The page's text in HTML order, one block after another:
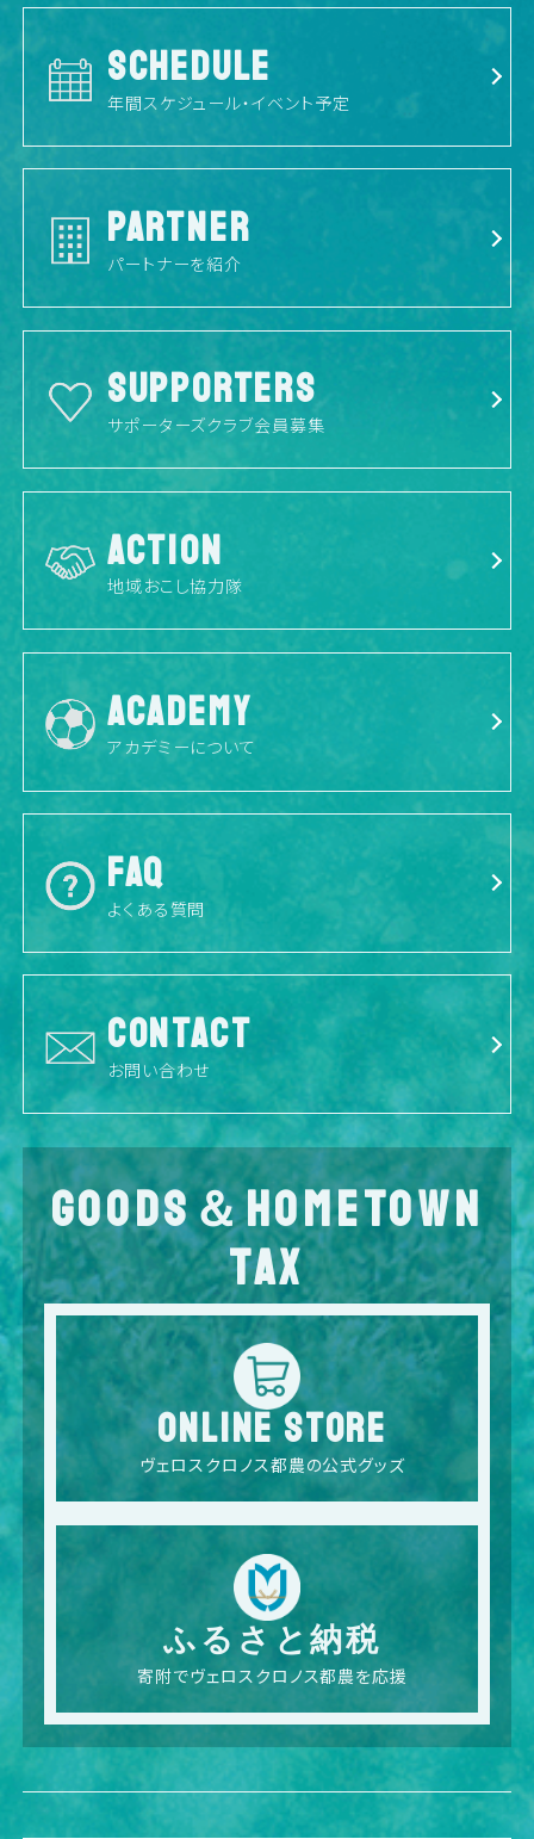
SCHEDULE
年間スケジュール・イベント予定
PARTNER
パートナーを紹介
SUPPORTERS
サポーターズクラブ会員募集
ACTION
地域おこし協力隊
ACADEMY
アカデミーについて
FAQ
よくある質問
CONTACT
お問い合わせ
GOODS＆HOMETOWN
TAX
ONLINE STORE
ヴェロスクロノス都農の公式グッズ
ふるさと納税
寄附でヴェロスクロノス都農を応援